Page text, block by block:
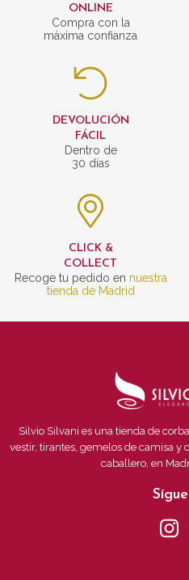
ONLINE
Compra con la
máxima confianza
DEVOLUCIÓN
FÁCIL
Dentro de
30 días
CLICK &
COLLECT
Recoge tu pedido en nuestra
tienda de Madrid
Silvio Silvani es una tienda de
vestir, tirantes, gemelos de camisa
caballero, en